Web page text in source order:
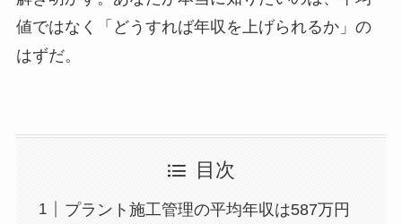
値ではなく「どうすれば年収を上げられるか」の
はずだ。
目次
プラント施工管理の平均年収は587万円